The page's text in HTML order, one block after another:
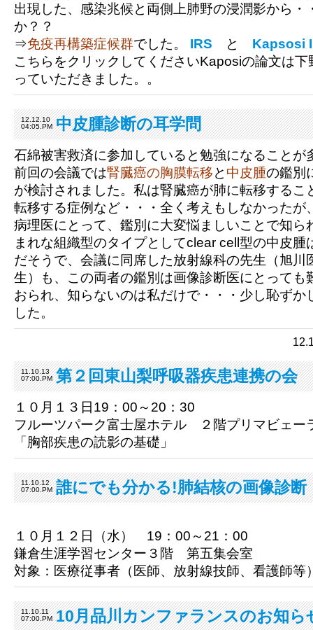
出現した、感染兆候と両側上肺野の浸潤影から・
か？？
⇒免疫再構築症候群でした。 IRS と Kapsosi
こちらをクリックしてくださいKaposiの論文は
っていただきました。。
12.12.10
04:05.PM 中皮腫診断の耳学問
石綿被害救済に参加していると勉強になることが
前回の会議では腎臓癌の胸膜転移と 中皮腫の鑑別
が検討されました。私は腎臓癌が肺に転移するこ
転移する症例など・・・全く考えもしなかったが
病理医にとって、鑑別に大変悩ましいことで知ら
まれな組織型のタイプとしてclear cell型の中皮腫
だそうで、会議に同席した放射線科の先生（旭川
生）も、この両者の鑑別は画像診断医にとっても
おられ、知らないのは私だけで・・・少し恥ずか
した。
11.10.13
07:00.PM 第２回東山梨呼吸器疾患連携の会
１０月１３日19：00～20：30
フルーツパーク富士屋ホテル ２階プリマビェー
「胸部疾患の読影の基礎」
11.10.12
07:00.PM 誰にでも分かる!肺結核の画像診断
１０月１２日（水） 19：00～21：00
鎌倉生涯学習センター３階 第五集会室
対象：医療従事者（医師、放射線技師、看護師等
11.10.11
07:00.PM 10月品川カンファランスのお知ら